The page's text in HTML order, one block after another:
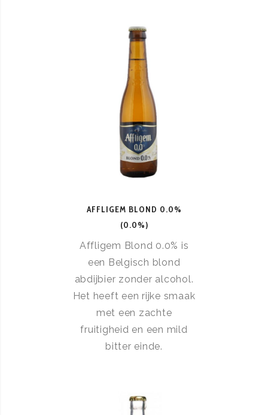
AFFLIGEM BLOND 0.0%
(0.0%)
Affligem Blond 0.0% is
een Belgisch blond
abdijbier zonder alcohol.
Het heeft een rijke smaak
met een zachte
fruitigheid en een mild
bitter einde.